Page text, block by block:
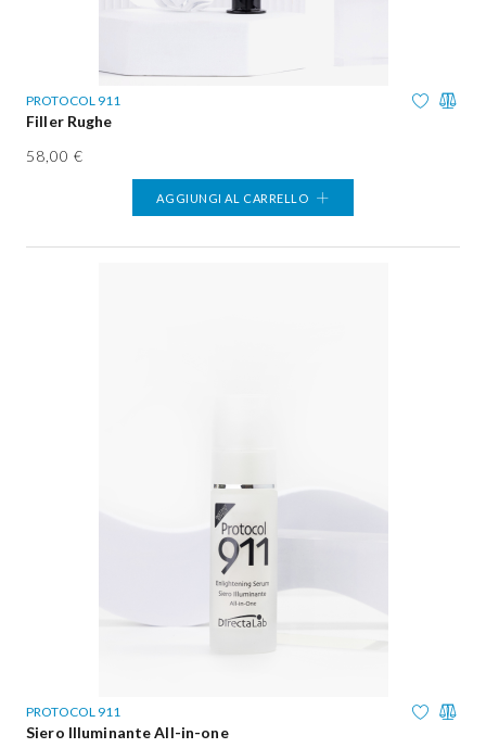
PROTOCOL 911
Filler Rughe
58,00 €
AGGIUNGI AL CARRELLO
PROTOCOL 911
Siero Illuminante All-in-one